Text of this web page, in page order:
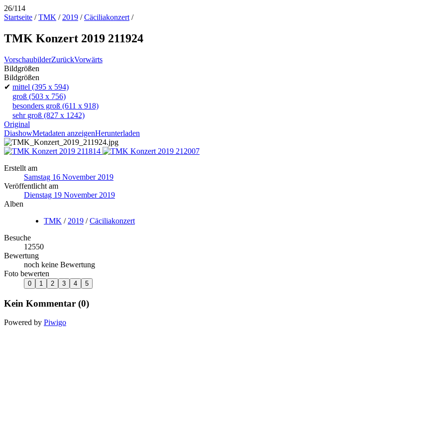
26/114
Startseite /TMK / 2019 /Cäciliakonzert /
TMK Konzert 2019 211924
VorschaubilderZurückVorwärts
Bildgrößen
Bildgrößen
✔ mittel (395 x 594)
groß (503 x 756)
besonders groß (611 x 918)
sehr groß (827 x 1242)
Original
DiashowMetadaten anzeigenHerunterladen
Erstellt am
Samstag 16 November 2019
Veröffentlicht am
Dienstag 19 November 2019
Alben
TMK / 2019 /Cäciliakonzert
Besuche
12550
Bewertung
noch keine Bewertung
Foto bewerten
Kein Kommentar (0)
Powered by Piwigo